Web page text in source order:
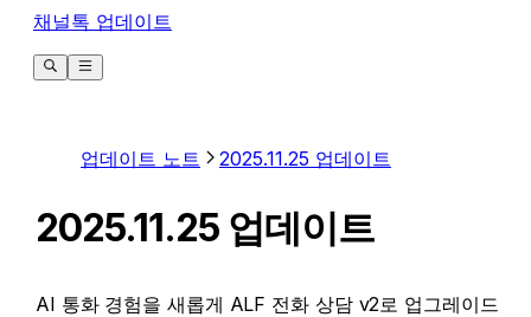
채널톡 업데이트
업데이트 노트 2025.11.25 업데이트
2025.11.25 업데이트
AI 통화 경험을 새롭게 ALF 전화 상담 v2로 업그레이드